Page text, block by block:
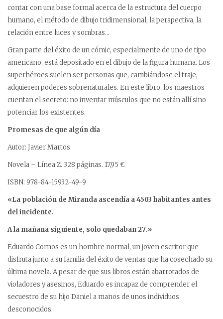
contar con una base formal acerca de la estructura del cuerpo
humano, el método de dibujo tridimensional, la perspectiva, la
relación entre luces y sombras…
Gran parte del éxito de un cómic, especialmente de uno de tipo
americano, está depositado en el dibujo de la figura humana. Los
superhéroes suelen ser personas que, cambiándose el traje,
adquieren poderes sobrenaturales. En este libro, los maestros
cuentan el secreto: no inventar músculos que no están allí sino
potenciar los existentes.
Promesas de que algún día
Autor: Javier Martos
Novela – Línea Z. 328 páginas. 17,95 €
ISBN: 978-84-15932-49-9
«La población de Miranda ascendía a 4503 habitantes antes
del incidente.
A la mañana siguiente, solo quedaban 27.»
Eduardo Cornos es un hombre normal, un joven escritor que
disfruta junto a su familia del éxito de ventas que ha cosechado su
última novela. A pesar de que sus libros están abarrotados de
violadores y asesinos, Eduardo es incapaz de comprender el
secuestro de su hijo Daniel a manos de unos individuos
desconocidos.